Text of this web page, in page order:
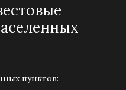
пунктов: